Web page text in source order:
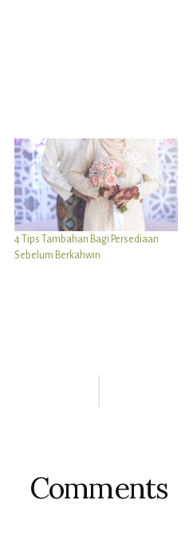
4 Tips Tambahan Bagi Persediaan
Sebelum Berkahwin
Comments